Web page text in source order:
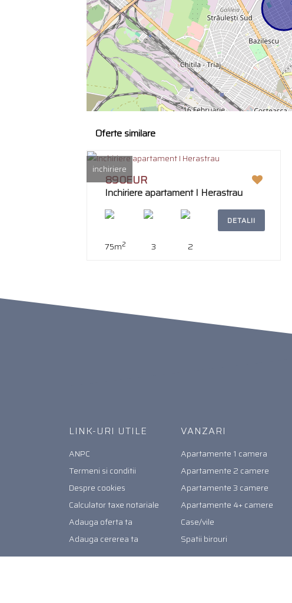
Oferte similare
inchiriere
890EUR
Inchiriere apartament I Herastrau
75m2 3 2
DETALII
LINK-URI UTILE
ANPC
Termeni si conditii
Despre cookies
Calculator taxe notariale
Adauga oferta ta
Adauga cererea ta
VANZARI
Apartamente 1 camera
Apartamente 2 camere
Apartamente 3 camere
Apartamente 4+ camere
Case/vile
Spatii birouri